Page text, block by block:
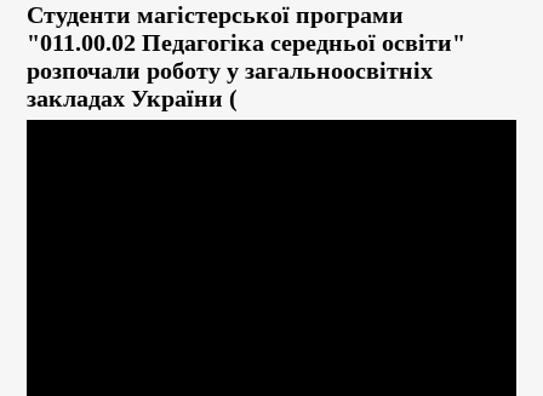
Студенти магістерської програми
"011.00.02 Педагогіка середньої освіти"
розпочали роботу у загальноосвітніх
закладах України (